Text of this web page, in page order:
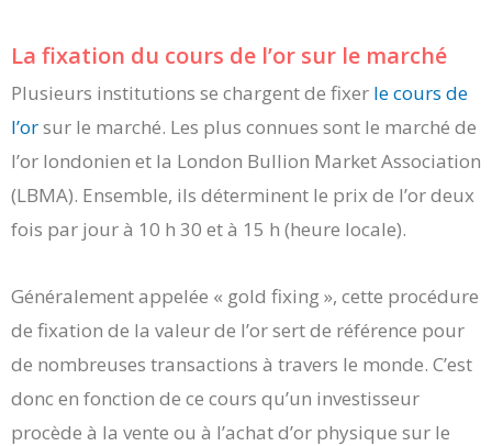
La fixation du cours de l’or sur le marché
Plusieurs institutions se chargent de fixer le cours de
l’orsur le marché. Les plus connues sont le marché de
l’or londonien et la London Bullion Market Association
(LBMA). Ensemble, ils déterminent le prix de l’or deux
fois par jour à 10 h 30 et à 15 h (heure locale).
Généralement appelée « gold fixing », cette procédure
de fixation de la valeur de l’or sert de référence pour
de nombreuses transactions à travers le monde. C’est
donc en fonction de ce cours qu’un investisseur
procède à la vente ou à l’achat d’or physique sur le